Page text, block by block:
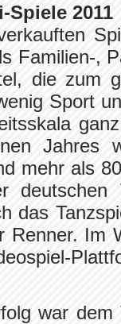
2011
Familien-,
die zum
Sport
Jahres
mehr als
deutschen
das
Renner. Im
war